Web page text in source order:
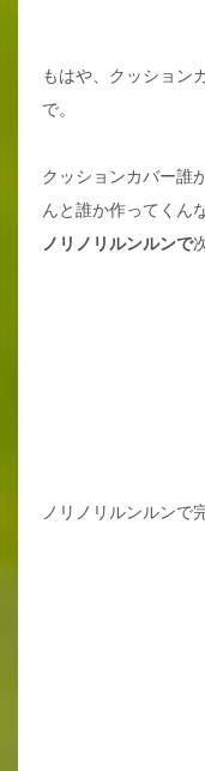
もはや、クッション
で。
クッションカバー誰
んと誰か作ってくん
ノリノリルンルンで
ノリノリルンルンで